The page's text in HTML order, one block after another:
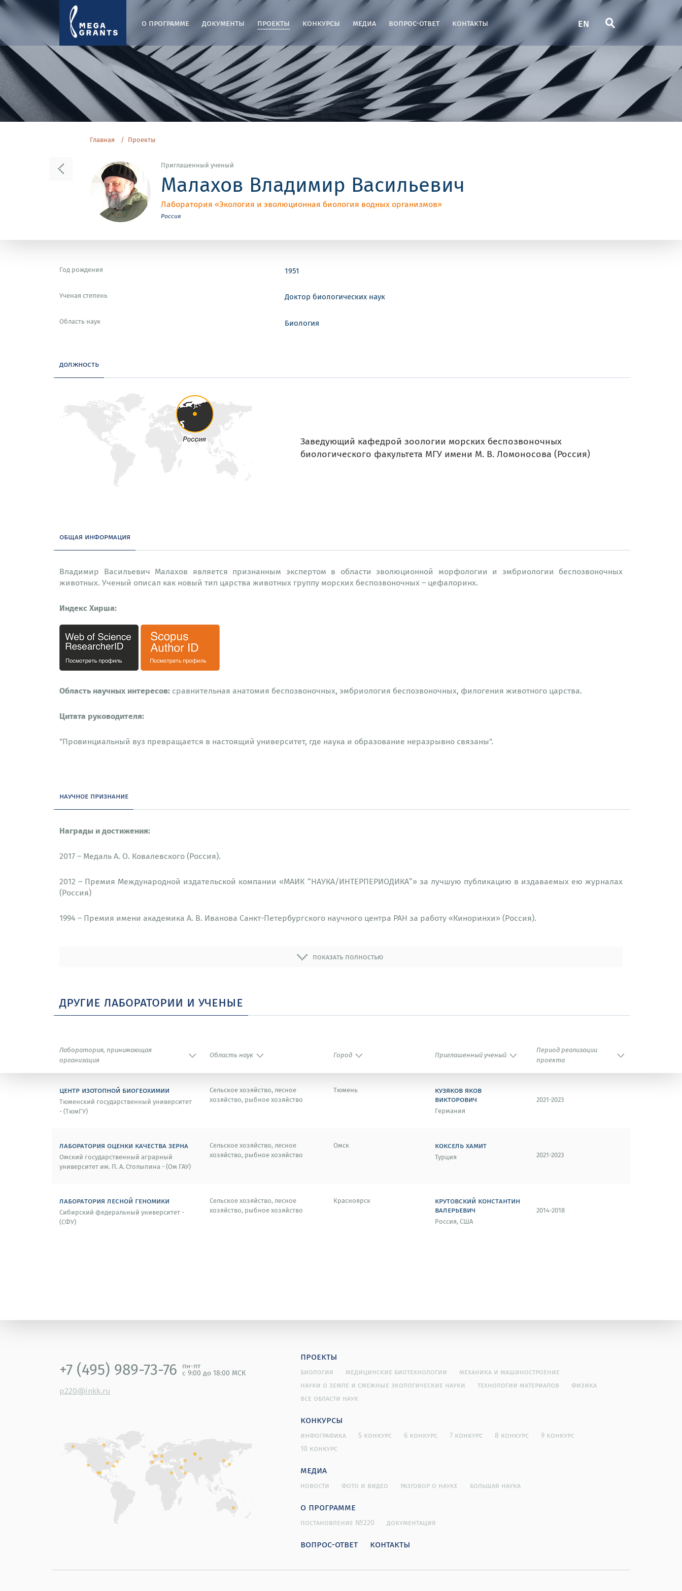
о программе документы проекты конкурсы медиа вопрос-ответ контакты EN
Главная Проекты
Приглашенный ученый
Малахов Владимир Васильевич
Лаборатория «Экология и эволюционная биология водных организмов»
Россия
Год рождения 1951
Ученая степень Доктор биологических наук
Область наук Биология
должность
Заведующий кафедрой зоологии морских беспозвоночных
биологического факультета МГУ имени М. В. Ломоносова (Россия)
общая информация
Владимир Васильевич Малахов является признанным экспертом в области эволюционной морфологии и эмбриологии беспозвоночных
животных. Ученый описал как новый тип царства животных группу морских беспозвоночных – цефалоринх.
Индекс Хирша:
Область научных интересов: сравнительная анатомия беспозвоночных, эмбриология беспозвоночных, филогения животного царства.
Цитата руководителя:
"Провинциальный вуз превращается в настоящий университет, где наука и образование неразрывно связаны".
научное признание
Награды и достижения:
2017 – Медаль А. О. Ковалевского (Россия).
2012 – Премия Международной издательской компании «МАИК “НАУКА/ИНТЕРПЕРИОДИКА”» за лучшую публикацию в издаваемых ею журналах
(Россия)
1994 – Премия имени академика А. В. Иванова Санкт-Петербургского научного центра РАН за работу «Киноринхи» (Россия).
показать полностью
другие лаборатории и ученые
Лаборатория, принимающая
организация
Область наук Город Приглашенный ученый
Период реализации
проекта
центр изотопной биогеохимии
Тюменский государственный университет
- (ТюмГУ)
Сельское хозяйство, лесное
хозяйство, рыбное хозяйство
Тюмень
кузяков яков
викторович
Германия
2021-2023
лаборатория оценки качества зерна
Омский государственный аграрный
университет им. П. А. Столыпина - (Ом ГАУ)
Сельское хозяйство, лесное
хозяйство, рыбное хозяйство
Омск коксель хамит
Турция 2021-2023
лаборатория лесной геномики
Сибирский федеральный университет -
(СФУ)
Сельское хозяйство, лесное
хозяйство, рыбное хозяйство
Красноярск
крутовский константин
валерьевич
Россия, США
2014-2018
+7 (495) 989-73-76 пн-пт
с 9:00 до 18:00 МСК
p220@inkk.ru
проекты
биология медицинские биотехнологии
механика и машиностроение
науки о земле и смежные экологические науки
технологии материалов
физика
все области наук
конкурсы
инфографика 5 конкурс 6 конкурс 7 конкурс 8 конкурс
9 конкурс
10 конкурс
медиа
новости фото и видео разговор о науке большая наука
о программе
постановление №220 документация
вопрос-ответ контакты